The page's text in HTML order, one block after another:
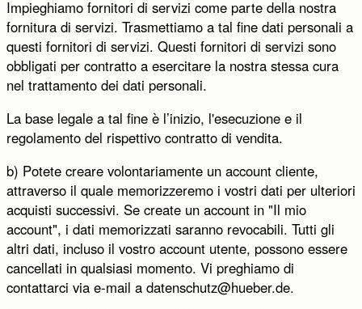
Impieghiamo fornitori di servizi come parte della nostra
fornitura di servizi. Trasmettiamo a tal fine dati personali a
questi fornitori di servizi. Questi fornitori di servizi sono
obbligati per contratto a esercitare la nostra stessa cura
nel trattamento dei dati personali.
La base legale a tal fine è l’inizio, l'esecuzione e il
regolamento del rispettivo contratto di vendita.
b) Potete creare volontariamente un account cliente,
attraverso il quale memorizzeremo i vostri dati per ulteriori
acquisti successivi. Se create un account in "Il mio
account", i dati memorizzati saranno revocabili. Tutti gli
altri dati, incluso il vostro account utente, possono essere
cancellati in qualsiasi momento. Vi preghiamo di
contattarci via e-mail a datenschutz@hueber.de.